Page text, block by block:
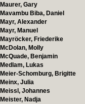
Maurer, Gary
Mavambu Biba, Daniel
Mayr, Alexander
Mayr, Manuel
Mayröcker, Friederike
McDolan, Molly
McQuade, Benjamin
Medlam, Lukas
Meier-Schomburg, Brigitte
Meinx, Julia
Meissl, Johannes
Meister, Nadja